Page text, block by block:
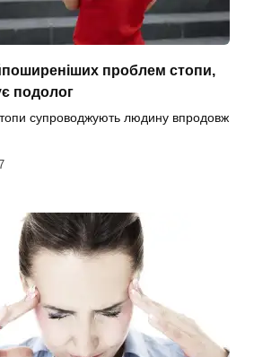
проблем стопи,
подолог
супроводжують людину впродовж